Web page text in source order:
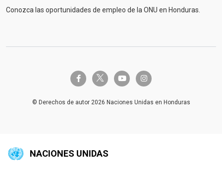
Conozca las oportunidades de empleo de la ONU en Honduras.
facebook-ftwitter-x youtube instagram
© Derechos de autor 2026 Naciones Unidas en Honduras
NACIONES UNIDAS